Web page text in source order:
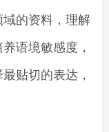
的资料，理解
语境敏感度，
贴切的表达，